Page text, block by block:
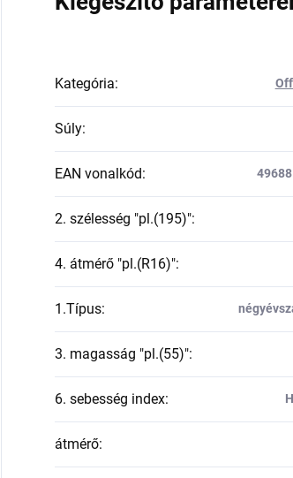
Kategória:
Súly:
EAN vonalkód:
2. szélesség "pl.(195)":
4. átmérő "pl.(R16)":
1.Típus:
3. magasság "pl.(55)":
6. sebesség index:
átmérő: